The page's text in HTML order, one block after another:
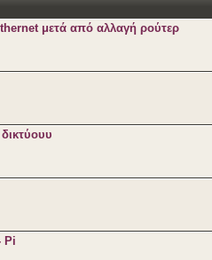
μετά από αλλαγή ρούτερ
Pi